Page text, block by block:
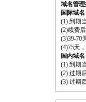
域名管
国际域名
(1) 到期
(2)续费
(3)39-70
(4)75天
国内域名
(1) 到期
(2) 过期
(3) 过期